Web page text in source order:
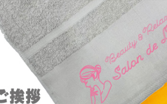
501～1,000円
1,000～2,000円
2,000～3,000円
3,000～5,000円
5,000円～